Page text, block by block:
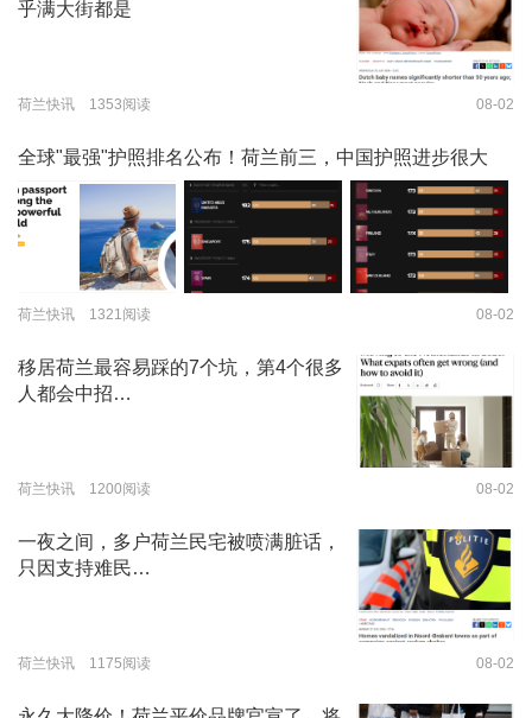
乎满大街都是
荷兰快讯 1353阅读 08-02
全球"最强"护照排名公布！荷兰前三，中国护照进步很大
荷兰快讯 1321阅读 08-02
移居荷兰最容易踩的7个坑，第4个很多
人都会中招…
荷兰快讯 1200阅读 08-02
一夜之间，多户荷兰民宅被喷满脏话，
只因支持难民…
荷兰快讯 1175阅读 08-02